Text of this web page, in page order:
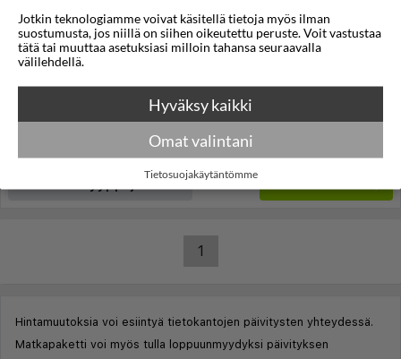
Stefania Beach Hotel
Mati,Peloponnesos,Kreikka
Lennot: Tampere-Ateena
ti 01 kesä 2027 05:30
Kokonaishinta€1.192
€596
Huoneen tyyppi ja lento
1
Hintamuutoksia voi esiintyä tietokantojen päivitysten yhteydessä.
Matkapaketti voi myös tulla loppuunmyydyksi päivityksen
Jotkin teknologiamme voivat käsitellä tietoja myös ilman
suostumusta, jos niillä on siihen oikeutettu peruste. Voit vastustaa
tätä tai muuttaa asetuksiasi milloin tahansa seuraavalla
välilehdellä.
Hyväksy kaikki
Omat valintani
Tietosuojakäytäntömme